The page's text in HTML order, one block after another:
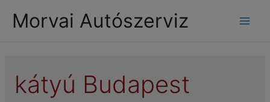
Morvai Autószerviz
kátyú Budapest